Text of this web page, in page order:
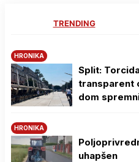
TRENDING
HRONIKA
Split:
transparent
dom
HRONIKA
uhapšen